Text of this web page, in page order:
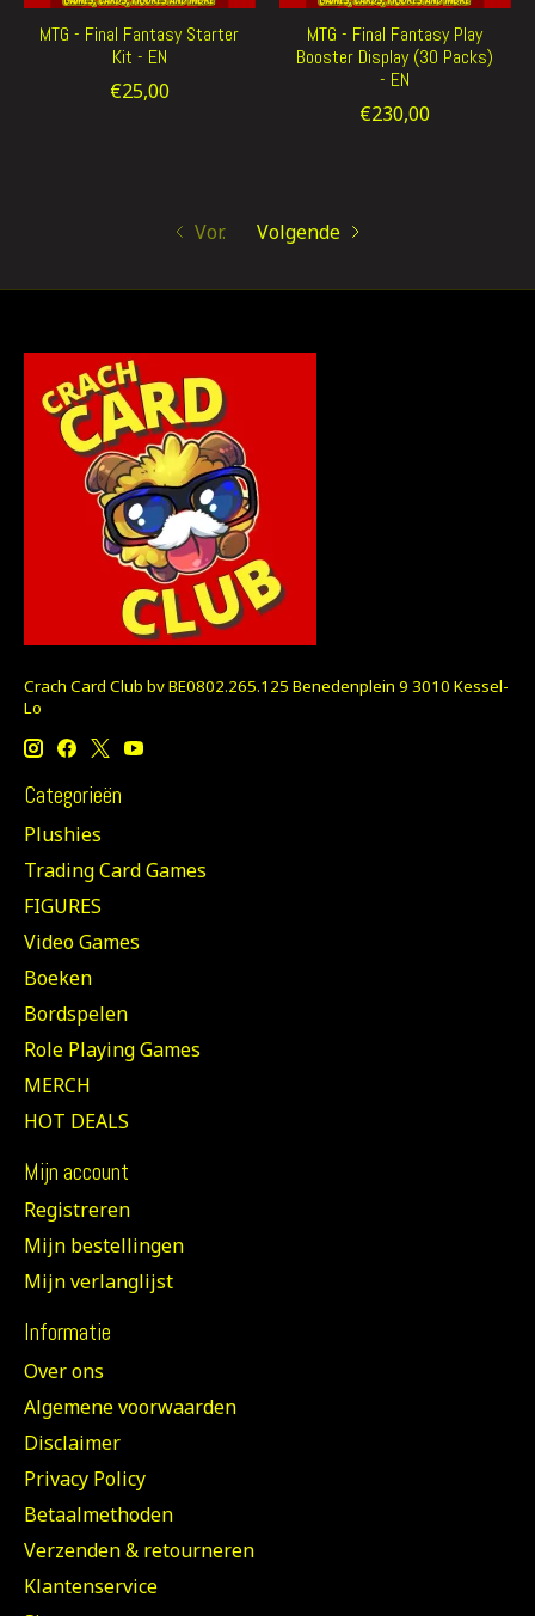
MTG - Final Fantasy Starter
Kit - EN
€25,00
MTG - Final Fantasy Play
Booster Display (30 Packs)
- EN
€230,00
Vor. Volgende
Crach Card Club bv BE0802.265.125 Benedenplein 9 3010 Kessel-
Lo
Categorieën
Plushies
Trading Card Games
FIGURES
Video Games
Boeken
Bordspelen
Role Playing Games
MERCH
HOT DEALS
Mijn account
Registreren
Mijn bestellingen
Mijn verlanglijst
Informatie
Over ons
Algemene voorwaarden
Disclaimer
Privacy Policy
Betaalmethoden
Verzenden & retourneren
Klantenservice